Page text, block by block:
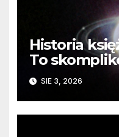
Historia
To
SIE 3, 2026